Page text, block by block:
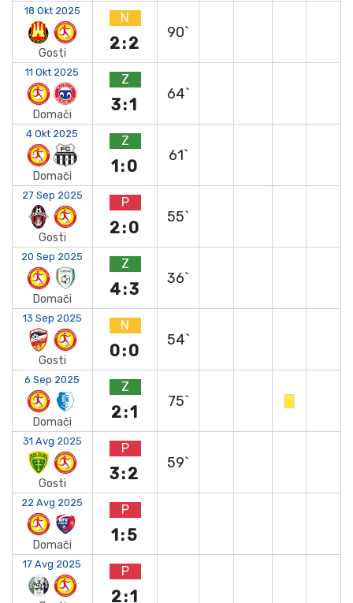
18 Okt 2025
Gosti
N
2:2
90`
11 Okt 2025
Domači
Z
3:1
64`
4 Okt 2025
Domači
Z
1:0
61`
27 Sep 2025
Gosti
P
2:0
55`
20 Sep 2025
Domači
Z
4:3
36`
13 Sep 2025
Gosti
N
0:0
54`
6 Sep 2025
Domači
Z
2:1
75`
31 Avg 2025
Gosti
P
3:2
59`
22 Avg 2025
Domači
P
1:5
17 Avg 2025 P
2:1